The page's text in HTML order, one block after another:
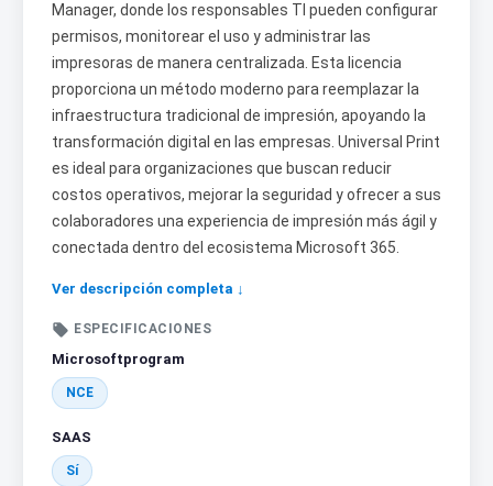
Manager, donde los responsables TI pueden configurar
permisos, monitorear el uso y administrar las
impresoras de manera centralizada. Esta licencia
proporciona un método moderno para reemplazar la
infraestructura tradicional de impresión, apoyando la
transformación digital en las empresas. Universal Print
es ideal para organizaciones que buscan reducir
costos operativos, mejorar la seguridad y ofrecer a sus
colaboradores una experiencia de impresión más ágil y
conectada dentro del ecosistema Microsoft 365.
Ver descripción completa ↓
 ESPECIFICACIONES
Microsoftprogram
NCE
SAAS
Sí